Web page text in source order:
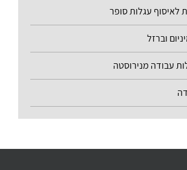
לאיסוף עגלות סופר
וברזל
עבודה מנירוסטה